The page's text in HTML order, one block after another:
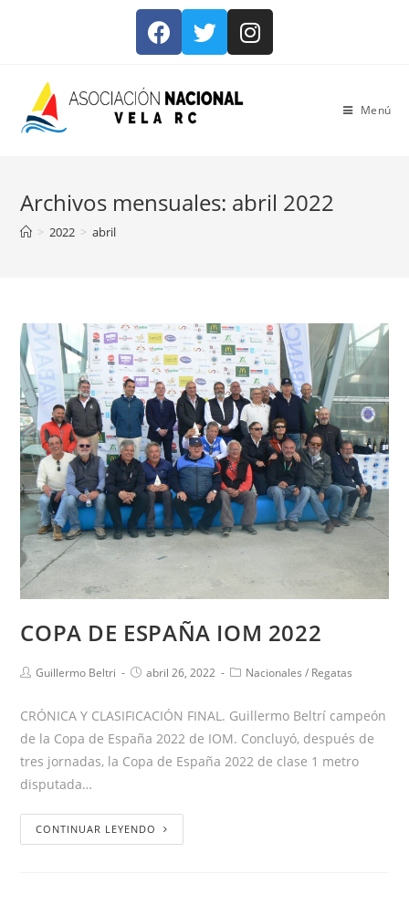
Menú
Archivos mensuales: abril 2022
> 2022 > abril
COPA DE ESPAÑA IOM 2022
Guillermo Beltri abril 26, 2022 Nacionales / Regatas
CRÓNICA Y CLASIFICACIÓN FINAL. Guillermo Beltrí campeón
de la Copa de España 2022 de IOM. Concluyó, después de
tres jornadas, la Copa de España 2022 de clase 1 metro
disputada…
CONTINUAR LEYENDO